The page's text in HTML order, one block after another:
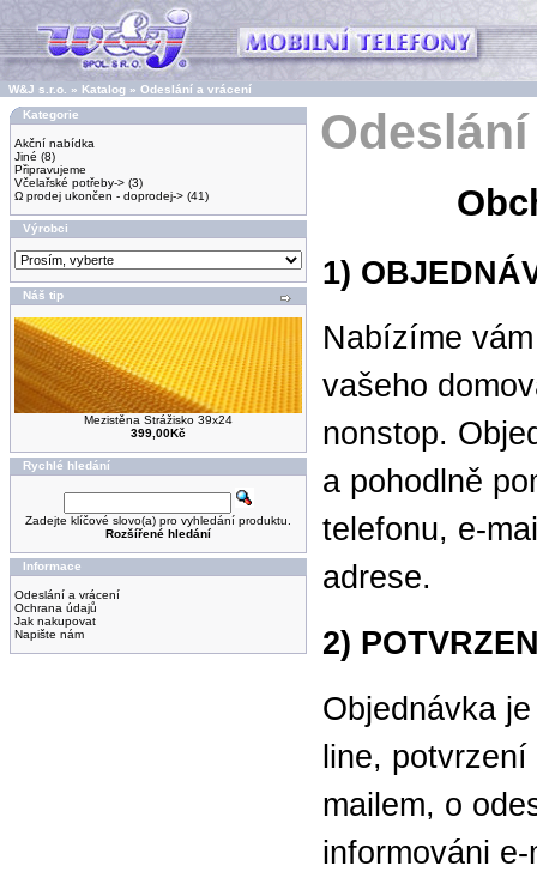
W&J s.r.o. » Katalog » Odeslání a vrácení
Kategorie
Akční nabídka
Jiné (8)
Připravujeme
Včelařské potřeby-> (3)
Ω prodej ukončen - doprodej-> (41)
Výrobci
Náš tip
Mezistěna Strážisko 39x24
399,00Kč
Rychlé hledání
Zadejte klíčové slovo(a) pro vyhledání produktu.
Rozšířené hledání
Informace
Odeslání a vrácení
Ochrana údajů
Jak nakupovat
Napište nám
1)
Nabízíme
vašeho
nonstop.
a pohodlně
telefonu, e-
adrese.
2)
Objednávka
line,
mailem, o
informováni